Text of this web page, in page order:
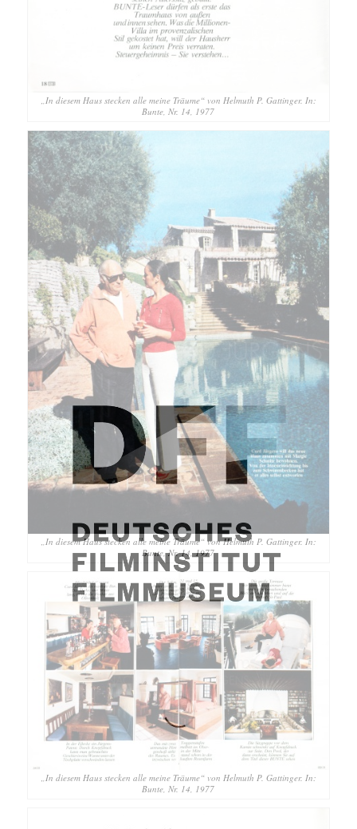
„In diesem Haus stecken alle meine Träume“ von Helmuth P. Gattinger. In:
Bunte, Nr. 14, 1977
„In diesem Haus stecken alle meine Träume“ von Helmuth P. Gattinger. In:
Bunte, Nr. 14, 1977
„In diesem Haus stecken alle meine Träume“ von Helmuth P. Gattinger. In:
Bunte, Nr. 14, 1977